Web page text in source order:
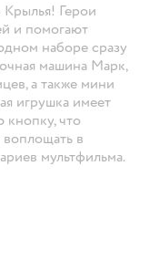
Герои
и помогают
наборе сразу
машина Марк,
а также мини
игрушка имеет
что
воплощать в
мультфильма.